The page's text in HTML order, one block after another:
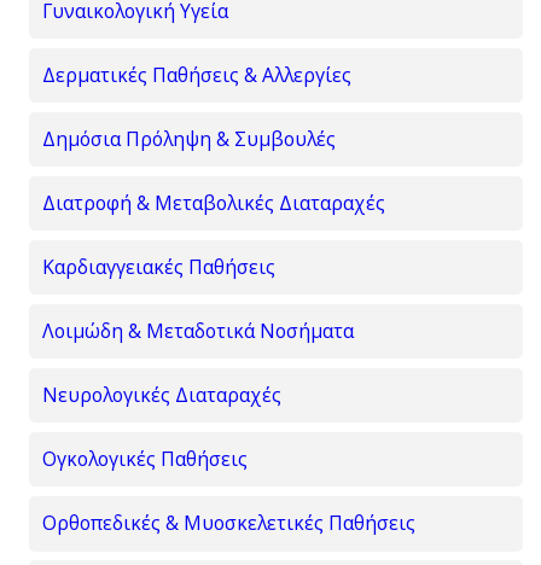
Γυναικολογική Υγεία
Δερματικές Παθήσεις & Αλλεργίες
Δημόσια Πρόληψη & Συμβουλές
Διατροφή & Μεταβολικές Διαταραχές
Καρδιαγγειακές Παθήσεις
Λοιμώδη & Μεταδοτικά Νοσήματα
Νευρολογικές Διαταραχές
Ογκολογικές Παθήσεις
Ορθοπεδικές & Μυοσκελετικές Παθήσεις